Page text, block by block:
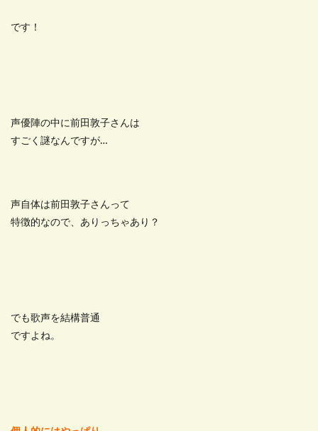
です！
声優陣の中に前田敦子さんは
すごく謎なんですが…
声自体は前田敦子さんって
特徴的なので、ありっちゃあり？
でも歌声を結構普通
ですよね。